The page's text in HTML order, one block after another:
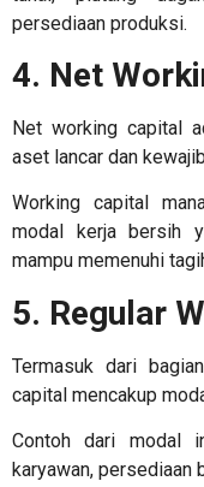
persediaan produksi.
4. Net
Net working capital
aset lancar dan
Working capital
modal kerja bersih
mampu memenuhi
5. Regular
Termasuk dari
capital mencakup
Contoh dari modal
karyawan, persediaan